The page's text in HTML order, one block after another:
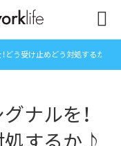

どう受け止めどう対処するか♪
ナルを！